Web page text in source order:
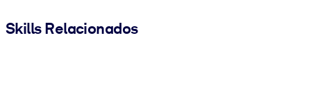
Skills Relacionados